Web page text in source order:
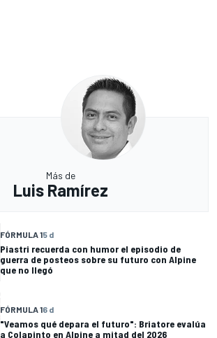
Más de
Luis Ramírez
FÓRMULA 15 d
Piastri recuerda con humor el episodio de
guerra de posteos sobre su futuro con Alpine
que no llegó
FÓRMULA 16 d
"Veamos qué depara el futuro": Briatore evalúa
a Colapinto en Alpine a mitad del 2026